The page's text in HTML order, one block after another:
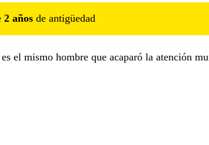
2 años de antigüedad
el mismo hombre que acaparó la atención